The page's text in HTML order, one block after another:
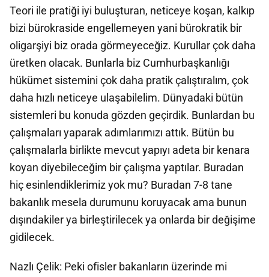
Teori ile pratiği iyi buluşturan, neticeye koşan, kalkıp
bizi bürokraside engellemeyen yani bürokratik bir
oligarşiyi biz orada görmeyeceğiz. Kurullar çok daha
üretken olacak. Bunlarla biz Cumhurbaşkanlığı
hükümet sistemini çok daha pratik çalıştıralım, çok
daha hızlı neticeye ulaşabilelim. Dünyadaki bütün
sistemleri bu konuda gözden geçirdik. Bunlardan bu
çalışmaları yaparak adımlarımızı attık. Bütün bu
çalışmalarla birlikte mevcut yapıyı adeta bir kenara
koyan diyebileceğim bir çalışma yaptılar. Buradan
hiç esinlendiklerimiz yok mu? Buradan 7-8 tane
bakanlık mesela durumunu koruyacak ama bunun
dışındakiler ya birleştirilecek ya onlarda bir değişime
gidilecek.
Nazlı Çelik: Peki ofisler bakanların üzerinde mi